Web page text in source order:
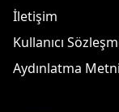
İletişim
Kullanıcı
Aydınlatma Metni